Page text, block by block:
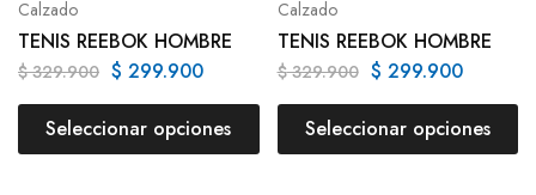
Calzado
TENIS REEBOK HOMBRE
$329.900 $ 299.900
Seleccionar opciones
Calzado
TENIS REEBOK HOMBRE
$329.900 $ 299.900
Seleccionar opciones